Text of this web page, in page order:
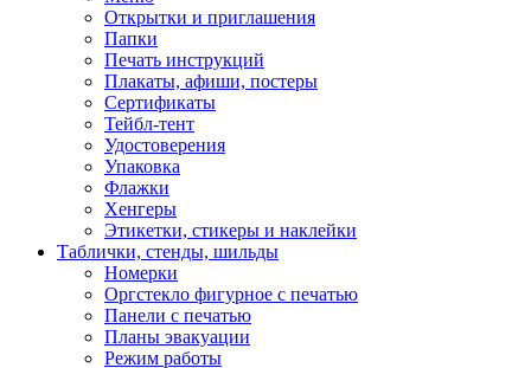
Открытки и приглашения
Папки
Печать инструкций
Плакаты, афиши, постеры
Сертификаты
Тейбл-тент
Удостоверения
Упаковка
Флажки
Хенгеры
Этикетки, стикеры и наклейки
Таблички, стенды, шильды
Номерки
Оргстекло фигурное с печатью
Панели с печатью
Планы эвакуации
Режим работы